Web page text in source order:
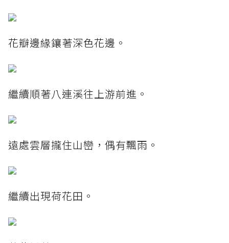
花瓣邊緣鑲著深色花邊。
繼續順著八連溪往上游前進。
遠處雲層攏住山巒，偶有飄雨。
繼續出現荷花田。